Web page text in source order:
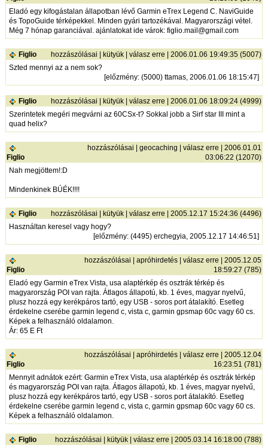
Eladó egy kifogástalan állapotban lévő Garmin eTrex Legend C. NaviGuide
és TopoGuide térképekkel. Minden gyári tartozékával. Magyarországi vétel.
Még 7 hónap garanciával. ajánlatokat ide várok: figlio.mail@gmail.com
Figlio hozzászólásai kütyük |válasz erre | 2006.01.06 19:49:35 (5007)
Szted mennyi az a nem sok?
[előzmény: (5000) ttamas, 2006.01.06 18:15:47]
Figlio hozzászólásai kütyük |válasz erre | 2006.01.06 18:09:24 (4999)
Szerintetek megéri megvárni az 60CSx-t? Sokkal jobb a Sirf star III mint a
quad helix?
Figlio
hozzászólásai |geocaching |válasz erre | 2006.01.01
03:06:22 (12070)
Nah megjöttem!:D
Mindenkinek BÚÉK!!!!
Figlio hozzászólásai kütyük |válasz erre | 2005.12.17 15:24:36 (4496)
Használtan keresel vagy hogy?
[előzmény: (4495) erchegyia, 2005.12.17 14:46:51]
Figlio
hozzászólásai |apróhirdetés |válasz erre | 2005.12.05
18:59:27 (785)
Eladó egy Garmin eTrex Vista, usa alaptérkép és osztrák térkép és
magyarország POI van rajta. Átlagos állapotú, kb. 1 éves, magyar nyelvű,
plusz hozzá egy kerékpáros tartó, egy USB - soros port átalakító. Esetleg
érdekelne cserébe garmin legend c, vista c, garmin gpsmap 60c vagy 60 cs.
Képek a felhasználó oldalamon.
Ár: 65 E Ft
Figlio
hozzászólásai |apróhirdetés |válasz erre | 2005.12.04
16:23:51 (781)
Mennyit adnátok ezért: Garmin eTrex Vista, usa alaptérkép és osztrák térkép
és magyarország POI van rajta. Átlagos állapotú, kb. 1 éves, magyar nyelvű,
plusz hozzá egy kerékpáros tartó, egy USB - soros port átalakító. Esetleg
érdekelne cserébe garmin legend c, vista c, garmin gpsmap 60c vagy 60 cs.
Képek a felhasználó oldalamon.
Figlio hozzászólásai kütyük |válasz erre | 2005.03.14 16:18:00 (788)